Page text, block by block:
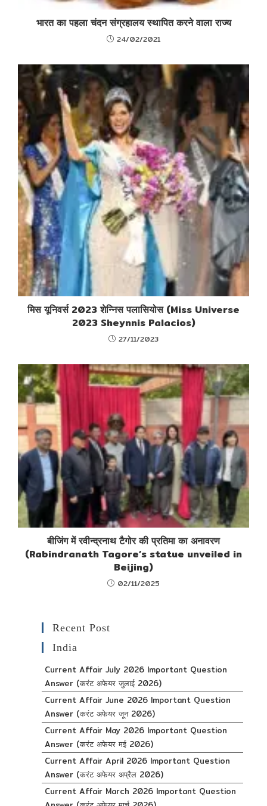
भारत का पहला चंदन संग्रहालय स्थापित करने वाला राज्य
24/02/2021
मिस यूनिवर्स 2023 शेन्निस पलासियोस (Miss Universe
2023 Sheynnis Palacios)
27/11/2023
बीजिंग में रवीन्द्रनाथ टैगोर की प्रतिमा का अनावरण
(Rabindranath Tagore’s statue unveiled in
Beijing)
02/11/2025
Recent Post
India
Current Affair July 2026 Important Question
Answer (करंट अफेयर जुलाई 2026)
Current Affair June 2026 Important Question
Answer (करंट अफेयर जून 2026)
Current Affair May 2026 Important Question
Answer (करंट अफेयर मई 2026)
Current Affair April 2026 Important Question
Answer (करंट अफेयर अप्रैल 2026)
Current Affair March 2026 Important Question